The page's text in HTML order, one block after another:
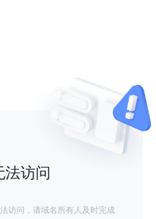
法访问
访问，请域名所有人及时完成